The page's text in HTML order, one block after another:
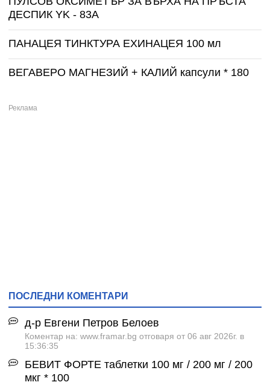
ДЕСПИК YK - 83A
ПАНАЦЕЯ ТИНКТУРА ЕХИНАЦЕЯ 100 мл
ВЕГАВЕРО МАГНЕЗИЙ + КАЛИЙ капсули * 180
ПОСЛЕДНИ КОМЕНТАРИ
д-р Евгени Петров Белоев
Коментар на: www.framar.bg отговаря от 06 авг 2026г. в
15:36:35
БЕВИТ ФОРТЕ таблетки 100 мг / 200 мг / 200
мкг * 100